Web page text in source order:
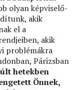
olyan képviselő-
akik
el a
akik
problémákra
Párizsban
hetekben
Önnek,